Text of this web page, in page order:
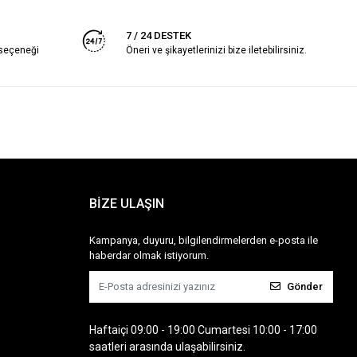
7 / 24 DESTEK
Öneri ve şikayetlerinizi bize iletebilirsiniz.
BİZE ULAŞIN
Kampanya, duyuru, bilgilendirmelerden e-posta ile
haberdar olmak istiyorum.
Gönder
Haftaiçi 09:00 - 19:00 Cumartesi 10:00 - 17:00
saatleri arasında ulaşabilirsiniz.